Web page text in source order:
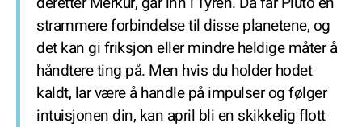
strammere forbindelse til disse planetene, og
det kan gi friksjon eller mindre heldige måter å
håndtere ting på. Men hvis du holder hodet
kaldt, lar være å handle på impulser og følger
intuisjonen din, kan april bli en skikkelig flott